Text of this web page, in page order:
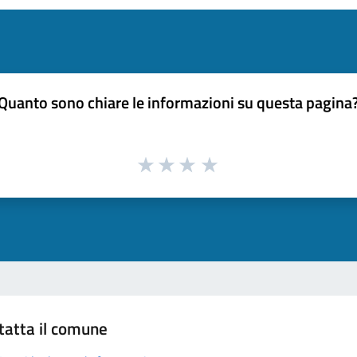
sono chiare le informazioni su questa
il comune